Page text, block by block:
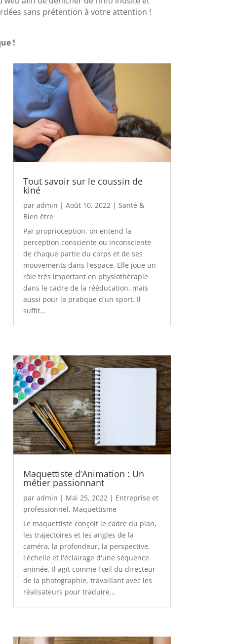
sans prétention à votre attention !
!
Tout savoir sur le coussin de
kiné
par admin | Août 10, 2022| Santé &
Bien être
Par proprioception, on entend la
perception consciente ou inconsciente
de chaque partie du corps et de ses
mouvements dans l'espace. Elle joue un
rôle très important en physiothérapie
dans le cadre de la rééducation, mais
aussi pour la pratique d'un sport. Il
suffit...
Maquettiste d’Animation : Un
métier passionnant
par admin | Mai 25, 2022 | Entreprise et
professionnel, Maquettisme
Le maquettiste conçoit le cadre du plan,
les trajectoires et les angles de la
caméra, la profondeur, la perspective,
l'échelle et l'éclairage d'une séquence
animée. Il agit comme l'œil du directeur
de la photographie, travaillant avec les
réalisateurs pour traduire...